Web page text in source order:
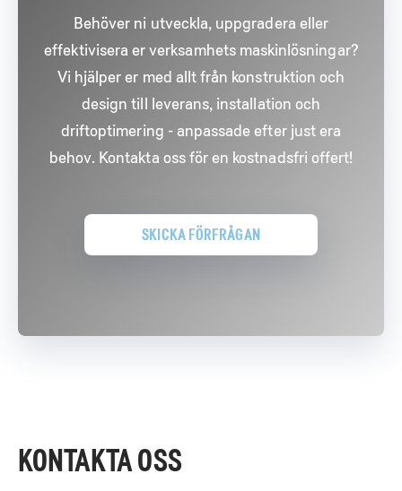
LÄS MER
operatörssäkerhet, ergonomi och
produktionsflöde. Våra verktyg integreras
sömlöst i er befintliga miljö och anpassas efter
era specifika behov och krav.
LÄS MER
Behöver ni utveckla, uppgradera eller
effektivisera er verksamhets maskinlösningar?
Vi hjälper er med allt från konstruktion och
design till leverans, installation och
driftoptimering - anpassade efter just era
behov. Kontakta oss för en kostnadsfri offert!
SKICKA FÖRFRÅGAN
KONTAKTA OSS